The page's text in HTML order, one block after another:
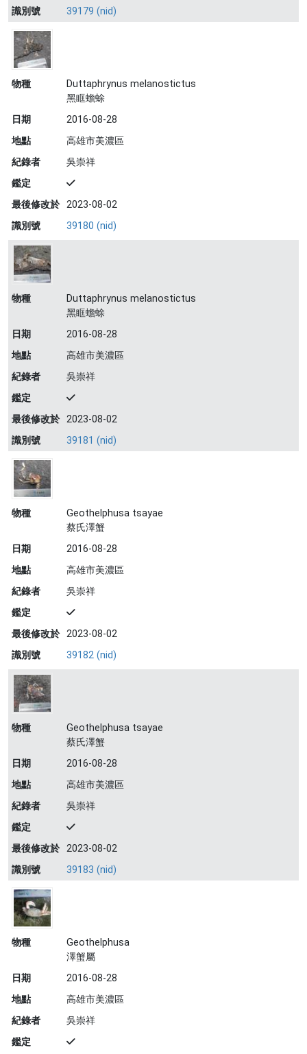
識別號
39179 (nid)
物種
Duttaphrynus melanostictus
黑眶蟾蜍
日期
2016-08-28
地點
高雄市美濃區
紀錄者
吳崇祥
鑑定
最後修改於 2023-08-02
識別號
39180 (nid)
物種
Duttaphrynus melanostictus
黑眶蟾蜍
日期
2016-08-28
地點
高雄市美濃區
紀錄者
吳崇祥
鑑定
最後修改於 2023-08-02
識別號
39181 (nid)
物種
Geothelphusa tsayae
蔡氏澤蟹
日期
2016-08-28
地點
高雄市美濃區
紀錄者
吳崇祥
鑑定
最後修改於 2023-08-02
識別號
39182 (nid)
物種
Geothelphusa tsayae
蔡氏澤蟹
日期
2016-08-28
地點
高雄市美濃區
紀錄者
吳崇祥
鑑定
最後修改於 2023-08-02
識別號
39183 (nid)
物種
Geothelphusa
澤蟹屬
日期
2016-08-28
地點
高雄市美濃區
紀錄者
吳崇祥
鑑定